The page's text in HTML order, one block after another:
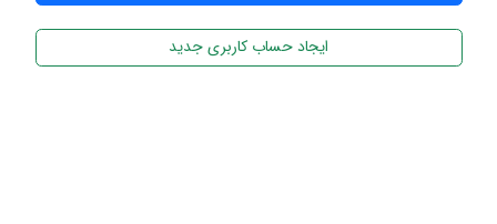
ایجاد حساب کاربری جدید